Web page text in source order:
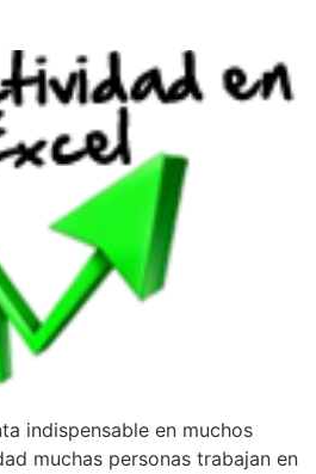
indispensable en muchos
muchas personas trabajan en